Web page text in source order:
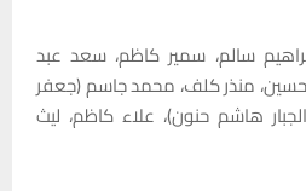
سالم، سمير كاظم، سعد عبد
حسين، منذر كلف، محمد جاسم (جعفر
هاشم حنون)، علاء كاظم، ليث